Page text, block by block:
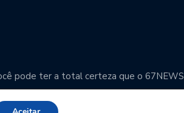
pode ter a total certeza que o